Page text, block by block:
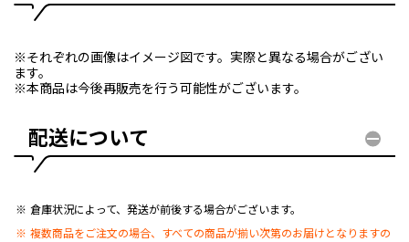
※それぞれの画像はイメージ図です。実際と異なる場合がござい
ます。
※本商品は今後再販売を行う可能性がございます。
配送について
倉庫状況によって、発送が前後する場合がございます。
複数商品をご注文の場合、すべての商品が揃い次第のお届けとなりますの